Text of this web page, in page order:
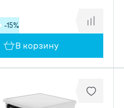
-15%
В корзину